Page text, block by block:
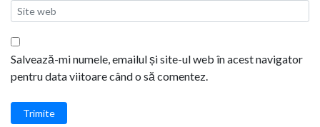
Salvează-mi numele, emailul și site-ul web în acest navigator
pentru data viitoare când o să comentez.
Trimite